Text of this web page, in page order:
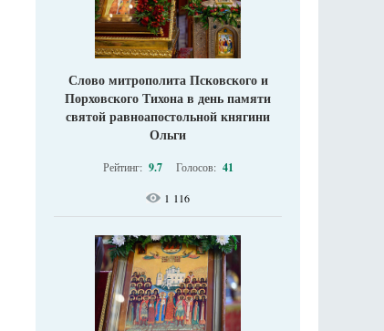
Слово митрополита Псковского и
Порховского Тихона в день памяти
святой равноапостольной княгини
Ольги
Рейтинг: 9.7 Голосов: 41
1 116